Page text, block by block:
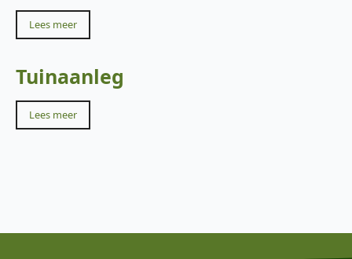
Lees meer
Tuinaanleg
Lees meer